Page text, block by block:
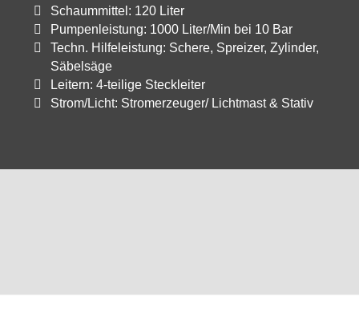
Schaummittel: 120 Liter
Pumpenleistung: 1000 Liter/Min bei 10 Bar
Techn. Hilfeleistung: Schere, Spreizer, Zylinder,
Säbelsäge
Leitern: 4-teilige Steckleiter
Strom/Licht: Stromerzeuger/ Lichtmast & Stativ